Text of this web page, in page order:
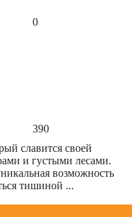
0
390
славится своей
и густыми лесами.
возможность
тишиной ...